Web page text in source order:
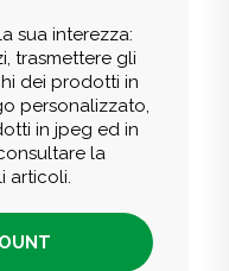
sua interezza:
trasmettere gli
dei prodotti in
personalizzato,
in jpeg ed in
la
articoli.